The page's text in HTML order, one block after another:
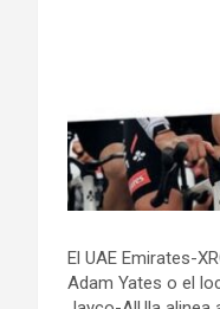
El UAE Emirates-
Adam Yates o el